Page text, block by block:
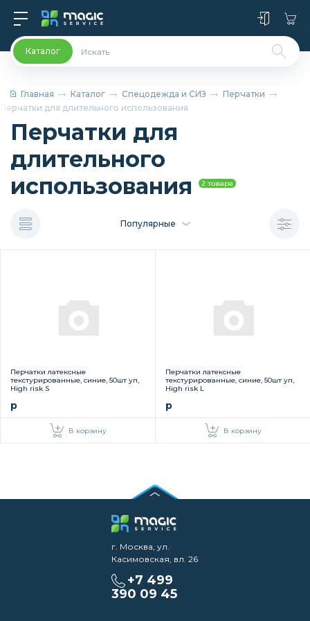
Каталог
Главная Каталог Спецодежда и СИЗ
Перчатки
Перчатки для длительного использования
Перчатки для
длительного
использования
2 товара
Популярные
Перчатки латексные
текстурированные, синие, 50шт уп,
High risk S
р
В корзину
Перчатки латексные
текстурированные, синие, 50шт уп,
High risk L
р
В корзину
г. Москва, ул.
Касимовская, вл. 26
+7 499
390 09 45